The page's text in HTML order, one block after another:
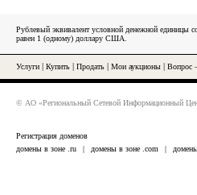
Рублевый эквивалент условной денежной единицы
равен 1 (одному) доллару США.
Услуги Купить Продать Мои аукционы Вопрос
© АО «Региональный Сетевой Информационный
Регистрация доменов
домены в зоне .ru
| домены в зоне .com |